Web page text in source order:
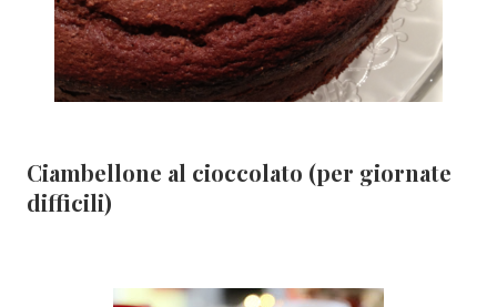
Ciambellone al cioccolato (per giornate
difficili)